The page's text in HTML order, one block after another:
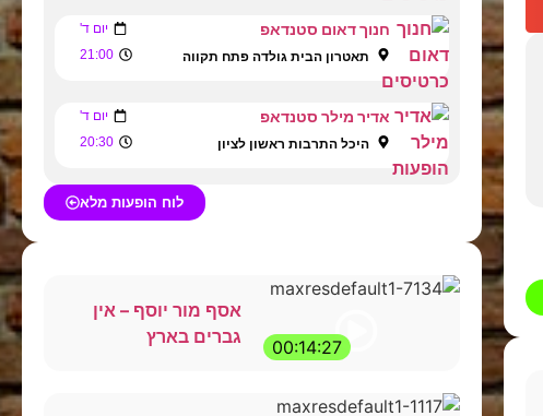
חנוך דאום סטנדאפ יום ד'
תאטרון הבית גולדה פתח תקווה 21:00
אדיר מילר סטנדאפ יום ד'
היכל התרבות ראשון לציון 20:30
לוח הופעות מלא
00:14:27
אסף מור יוסף – אין
גברים בארץ